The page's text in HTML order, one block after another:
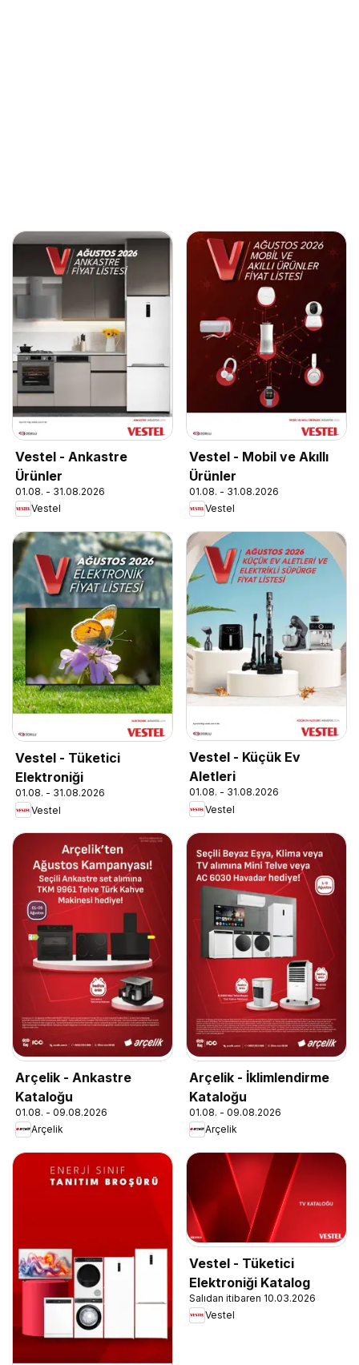
Vestel - Ankastre
Ürünler
01.08. - 31.08.2026
Vestel
Vestel - Mobil ve Akıllı
Ürünler
01.08. - 31.08.2026
Vestel
Vestel - Tüketici
Elektroniği
01.08. - 31.08.2026
Vestel
Vestel - Küçük Ev
Aletleri
01.08. - 31.08.2026
Vestel
Arçelik - Ankastre
Kataloğu
01.08. - 09.08.2026
Arçelik
Arçelik - İklimlendirme
Kataloğu
01.08. - 09.08.2026
Arçelik
Vestel - Tüketici
Elektroniği Katalog
Salıdan itibaren 10.03.2026
Vestel